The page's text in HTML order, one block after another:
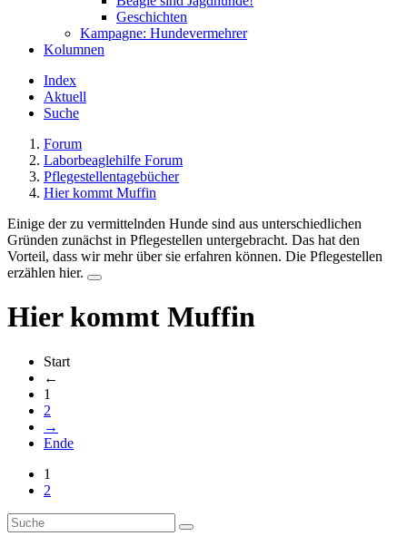
Geschichten
Kampagne: Hundevermehrer
Kolumnen
Index
Aktuell
Suche
Forum
Laborbeaglehilfe Forum
Pflegestellentagebücher
Hier kommt Muffin
Einige der zu vermittelnden Hunde sind aus unterschiedlichen
Gründen zunächst in Pflegestellen untergebracht. Das hat den
Vorteil, dass wir mehr über sie erfahren können. Die Pflegestellen
erzählen hier.
Hier kommt Muffin
Start
←
1
2
→
Ende
1
2